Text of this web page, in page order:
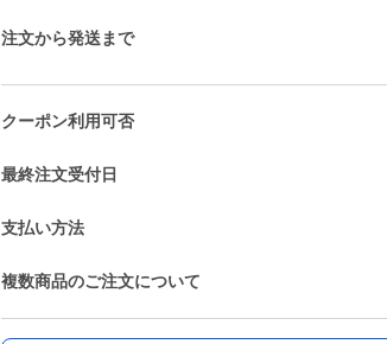
注文から発送まで
クーポン利用可否
最終注文受付日
支払い方法
複数商品のご注文について